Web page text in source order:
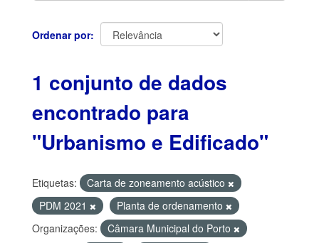
Ordenar por
1 conjunto de dados
encontrado para
"Urbanismo e Edificado"
Etiquetas:
Carta de zoneamento acústico
PDM 2021
Planta de ordenamento
Organizações:
Câmara Municipal do Porto